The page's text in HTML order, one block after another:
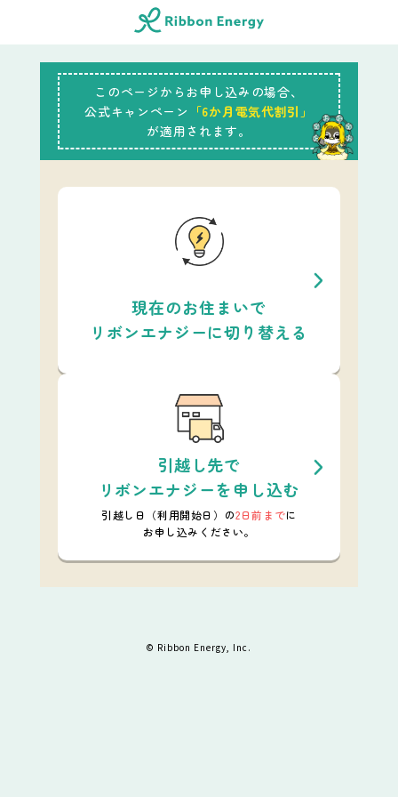
このページからお申し込みの場合、
公式キャンペーン 「6か月電気代割引」
が適用されます。
現在のお住まいで
リボンエナジーに切り替える
引越し先で
リボンエナジーを申し込む
引越し日（利用開始日）の2日前までに
お申し込みください。
© Ribbon Energy, Inc.